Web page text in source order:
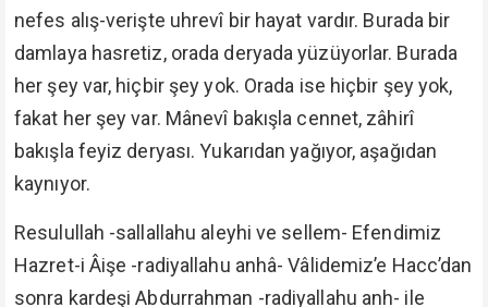
nefes alış-verişte uhrevî bir hayat vardır. Burada bir
damlaya hasretiz, orada deryada yüzüyorlar. Burada
her şey var, hiçbir şey yok. Orada ise hiçbir şey yok,
fakat her şey var. Mânevî bakışla cennet, zâhirî
bakışla feyiz deryası. Yukarıdan yağıyor, aşağıdan
kaynıyor.
Resulullah -sallallahu aleyhi ve sellem- Efendimiz
Hazret-i Âişe -radiyallahu anhâ- Vâlidemiz’e Hacc’dan
sonra kardeşi Abdurrahman -radiyallahu anh- ile